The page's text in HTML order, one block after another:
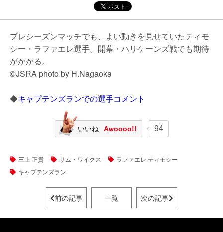
プレシーズンマッチでも、よい動きを見せていたティモ
シー・ラファエレ選手。開幕・ハリケーンズ戦でも期待
がかかる。
©JSRA photo by H.Nagaoka
◆キャプテンズランでの選手コメント
いいね Awoooo!! 94
三上 正貴 サム・ワイクス
ラファエレ ティモシー
キャプテンズラン
前の記事 一覧 次の記事